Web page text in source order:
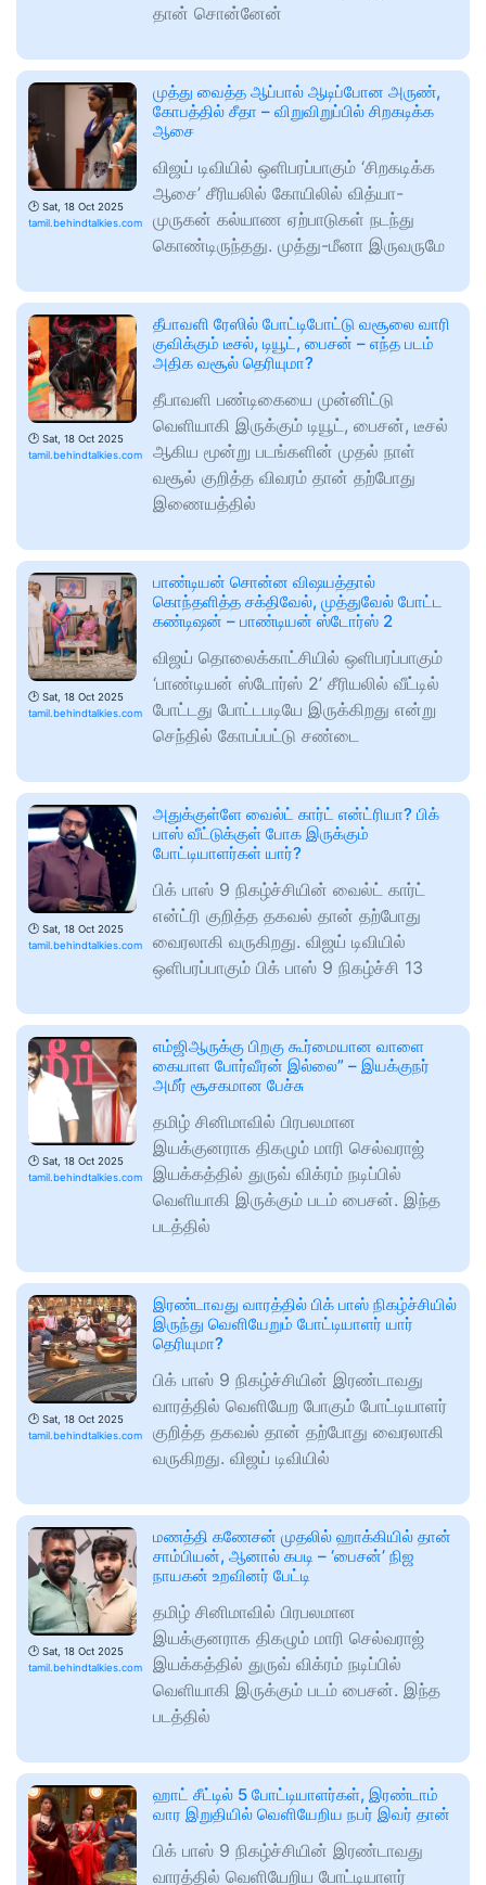
தான் சொன்னேன்
🕑 Sat, 18 Oct 2025
tamil.behindtalkies.com
முத்து வைத்த ஆப்பால் ஆடிப்போன அருண்,
கோபத்தில் சீதா – விறுவிறுப்பில் சிறகடிக்க
ஆசை
விஜய் டிவியில் ஒளிபரப்பாகும் ‘சிறகடிக்க
ஆசை’ சீரியலில் கோயிலில் வித்யா-
முருகன் கல்யாண ஏற்பாடுகள் நடந்து
கொண்டிருந்தது. முத்து-மீனா இருவருமே
🕑 Sat, 18 Oct 2025
tamil.behindtalkies.com
தீபாவளி ரேஸில் போட்டிபோட்டு வசூலை வாரி
குவிக்கும் டீசல், டியூட், பைசன் – எந்த படம்
அதிக வசூல் தெரியுமா?
தீபாவளி பண்டிகையை முன்னிட்டு
வெளியாகி இருக்கும் டியூட், பைசன், டீசல்
ஆகிய மூன்று படங்களின் முதல் நாள்
வசூல் குறித்த விவரம் தான் தற்போது
இணையத்தில்
🕑 Sat, 18 Oct 2025
tamil.behindtalkies.com
பாண்டியன் சொன்ன விஷயத்தால்
கொந்தளித்த சக்திவேல், முத்துவேல் போட்ட
கண்டிஷன் – பாண்டியன் ஸ்டோர்ஸ் 2
விஜய் தொலைக்காட்சியில் ஒளிபரப்பாகும்
‘பாண்டியன் ஸ்டோர்ஸ் 2’ சீரியலில் வீட்டில்
போட்டது போட்டபடியே இருக்கிறது என்று
செந்தில் கோபப்பட்டு சண்டை
🕑 Sat, 18 Oct 2025
tamil.behindtalkies.com
அதுக்குள்ளே வைல்ட் கார்ட் என்ட்ரியா? பிக்
பாஸ் வீட்டுக்குள் போக இருக்கும்
போட்டியாளர்கள் யார்?
பிக் பாஸ் 9 நிகழ்ச்சியின் வைல்ட் கார்ட்
என்ட்ரி குறித்த தகவல் தான் தற்போது
வைரலாகி வருகிறது. விஜய் டிவியில்
ஒளிபரப்பாகும் பிக் பாஸ் 9 நிகழ்ச்சி 13
🕑 Sat, 18 Oct 2025
tamil.behindtalkies.com
எம்ஜிஆருக்கு பிறகு கூர்மையான வாளை
கையாள போர்வீரன் இல்லை” – இயக்குநர்
அமீர் சூசகமான பேச்சு
தமிழ் சினிமாவில் பிரபலமான
இயக்குனராக திகழும் மாரி செல்வராஜ்
இயக்கத்தில் துருவ் விக்ரம் நடிப்பில்
வெளியாகி இருக்கும் படம் பைசன். இந்த
படத்தில்
🕑 Sat, 18 Oct 2025
tamil.behindtalkies.com
இரண்டாவது வாரத்தில் பிக் பாஸ் நிகழ்ச்சியில்
இருந்து வெளியேறும் போட்டியாளர் யார்
தெரியுமா?
பிக் பாஸ் 9 நிகழ்ச்சியின் இரண்டாவது
வாரத்தில் வெளியேற போகும் போட்டியாளர்
குறித்த தகவல் தான் தற்போது வைரலாகி
வருகிறது. விஜய் டிவியில்
🕑 Sat, 18 Oct 2025
tamil.behindtalkies.com
மணத்தி கணேசன் முதலில் ஹாக்கியில் தான்
சாம்பியன், ஆனால் கபடி – ‘பைசன்’ நிஜ
நாயகன் உறவினர் பேட்டி
தமிழ் சினிமாவில் பிரபலமான
இயக்குனராக திகழும் மாரி செல்வராஜ்
இயக்கத்தில் துருவ் விக்ரம் நடிப்பில்
வெளியாகி இருக்கும் படம் பைசன். இந்த
படத்தில்
ஹாட் சீட்டில் 5 போட்டியாளர்கள், இரண்டாம்
வார இறுதியில் வெளியேறிய நபர் இவர் தான்
பிக் பாஸ் 9 நிகழ்ச்சியின் இரண்டாவது
வாரத்தில் வெளியேறிய போட்டியாளர்